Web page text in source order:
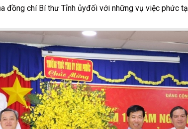
đồng chí Bí thư Tỉnh ủyđối với những vụ việc phức